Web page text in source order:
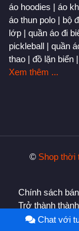
áo hoodies | áo
áo thun polo | bộ
lớp | quần áo đi
pickleball | quần
thao | đồ lặn biển |
Xem thêm ...
© Shop thời
Chính sách
Trở thành
Chat với